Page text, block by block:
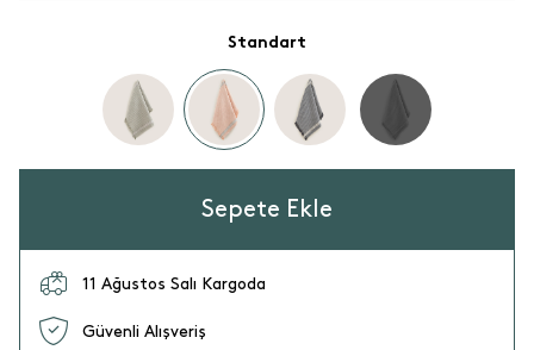
Standart
Sepete Ekle
11 Ağustos Salı Kargoda
Güvenli Alışveriş